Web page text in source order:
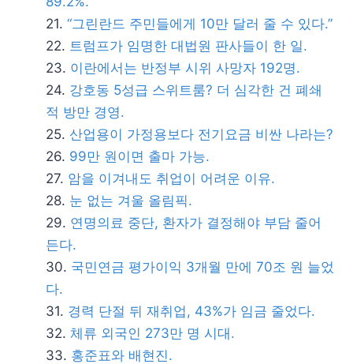
“그린란드 주민들에게 10만 달러 줄 수 있다.”
트럼프가 임명한 대법원 판사들이 한 일.
이란에서는 반정부 시위 사망자 192명.
강호동 5성급 스위트룸? 더 심각한 건 폐쇄
적 방만 경영.
산업용이 가정용보다 전기요금 비싼 나라는?
99만 원이면 출마 가능.
암을 이겨내도 취업이 어려운 이유.
눈 없는 겨울 올림픽.
연명의료 중단, 환자가 결정해야 부담 줄어
든다.
국민연금 평가이익 3개월 만에 70조 원 늘었
다.
경력 단절 뒤 재취업, 43%가 임금 줄었다.
체류 외국인 273만 명 시대.
홍준표와 배현진.